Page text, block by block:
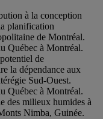
à la conception
planification
de Montréal.
Québec à Montréal.
de
la dépendance aux
Sud-Ouest.
Québec à Montréal.
des milieux humides à
Nimba, Guinée.